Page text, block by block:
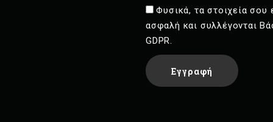
Φυσικά, τα στοιχεία σου
ασφαλή και συλλέγονται
GDPR.